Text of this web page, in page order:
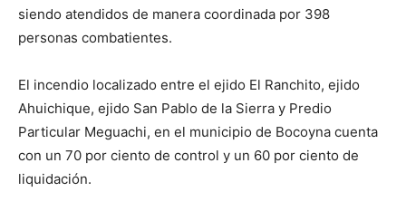
siendo atendidos de manera coordinada por 398
personas combatientes.
El incendio localizado entre el ejido El Ranchito, ejido
Ahuichique, ejido San Pablo de la Sierra y Predio
Particular Meguachi, en el municipio de Bocoyna cuenta
con un 70 por ciento de control y un 60 por ciento de
liquidación.